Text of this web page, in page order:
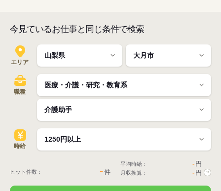
今見ているお仕事と同じ条件で検索
エリア
職種
時給
ヒット件数： -件
平均時給： - 円
月収換算： - 円 ?